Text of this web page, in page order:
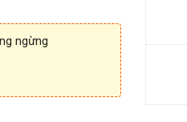
ngừng